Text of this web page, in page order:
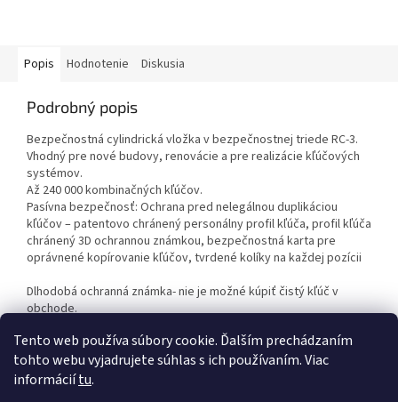
Tento web používa súbory cookie. Ďalším prechádzaním
tohto webu vyjadrujete súhlas s ich používaním. Viac
informáciítu.
Popis Hodnotenie Diskusia
Podrobný popis
Bezpečnostná cylindrická vložka v bezpečnostnej triede RC-3.
Vhodný pre nové budovy, renovácie a pre realizácie kľúčových
systémov.
Až 240 000 kombinačných kľúčov.
Pasívna bezpečnosť: Ochrana pred nelegálnou duplikáciou
kľúčov – patentovo chránený personálny profil kľúča, profil kľúča
chránený 3D ochrannou známkou, bezpečnostná karta pre
oprávnené kopírovanie kľúčov, tvrdené kolíky na každej pozícii
Dlhodobá ochranná známka- nie je možné kúpiť čistý kľúč v
obchode.